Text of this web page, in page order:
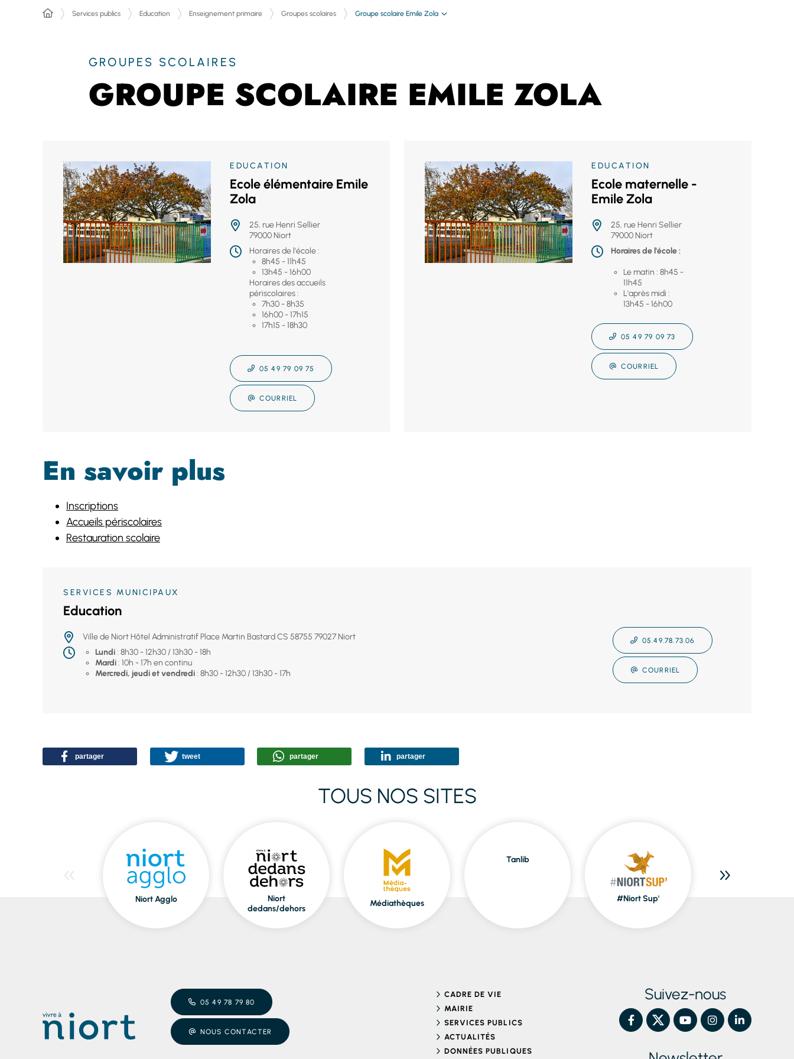
Services publics Education Enseignement primaire Groupes scolaires Groupe scolaire Emile Zola
GROUPES SCOLAIRES
GROUPE SCOLAIRE EMILE ZOLA
EDUCATION
Ecole élémentaire Emile
Zola
25, rue Henri Sellier
79000 Niort
Horaires de l'école :
8h45 - 11h45
13h45 - 16h00
Horaires des accueils
périscolaires :
7h30 - 8h35
16h00 - 17h15
17h15 - 18h30
05 49 79 09 75
COURRIEL
EDUCATION
Ecole maternelle -
Emile Zola
25, rue Henri Sellier
79000 Niort
Horaires de l'école :
Le matin : 8h45 -
11h45
L'après midi :
13h45 - 16h00
05 49 79 09 73
COURRIEL
En savoir plus
Inscriptions
Accueils périscolaires
Restauration scolaire
SERVICES MUNICIPAUX
Education
Ville de Niort Hôtel Administratif Place Martin Bastard CS 58755 79027 Niort
Lundi: 8h30 - 12h30 / 13h30 - 18h
Mardi: 10h - 17h en continu
Mercredi, jeudi et vendredi: 8h30 - 12h30 / 13h30 - 17h
05.49.78.73.06
COURRIEL
partager tweet partager partager
TOUS NOS SITES
Niort Agglo
Niort
dedans/dehors
Médiathèques
Tanlib
#Niort Sup'
05 49 78 79 80
NOUS CONTACTER
CADRE DE VIE
MAIRIE
SERVICES PUBLICS
ACTUALITÉS
DONNÉES PUBLIQUES
Suivez-nous